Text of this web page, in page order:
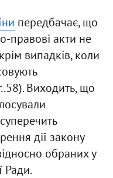
передбачає, що
правові акти не
випадків, коли
Виходить, що
дії закону
обраних у
Ради.